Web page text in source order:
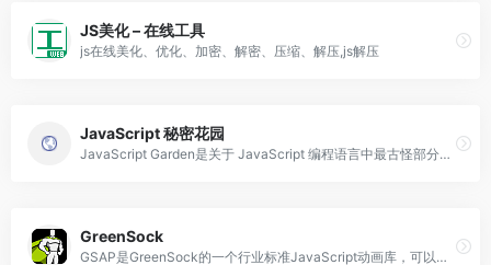
JS美化 – 在线工具
js在线美化、优化、加密、解密、压缩、解压,js解压
JavaScript 秘密花园
JavaScript Garden是关于 JavaScript 编程语言中最古怪部分的不断增长的文档集合。
GreenSock
GSAP是GreenSock的一个行业标准JavaScript动画库，可以让您制作在每个主要浏览器中都能使用的高性能动画。